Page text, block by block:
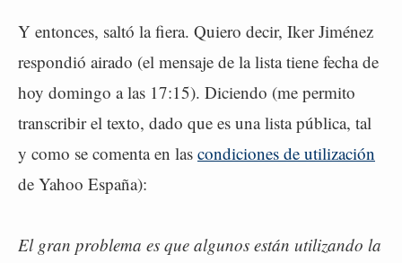
Y entonces, saltó la fiera. Quiero decir, Iker Jiménez
respondió airado (el mensaje de la lista tiene fecha de
hoy domingo a las 17:15). Diciendo (me permito
transcribir el texto, dado que es una lista pública, tal
y como se comenta en las condiciones de utilización
de Yahoo España):
El gran problema es que algunos están utilizando la